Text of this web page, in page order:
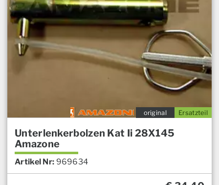
Ersatzteil
original
Unterlenkerbolzen Kat Ii 28X145
Amazone
Artikel Nr: 969634